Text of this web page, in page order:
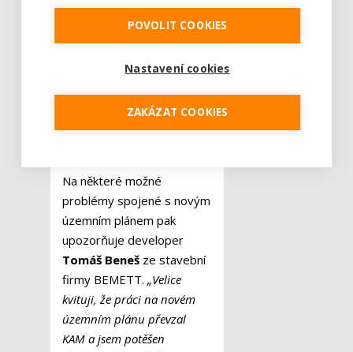
územní plán dokončit včas.“
Možný
problém
v pásmu
povodňového
Na některé možné
problémy spojené s novým
územním plánem pak
upozorňuje developer
Tomáš Beneš ze stavební
firmy BEMETT. „Velice
kvituji, že práci na novém
územním plánu převzal
KAM a jsem potěšen
POVOLIT COOKIES
Nastavení cookies
ZAKÁZAT COOKIES